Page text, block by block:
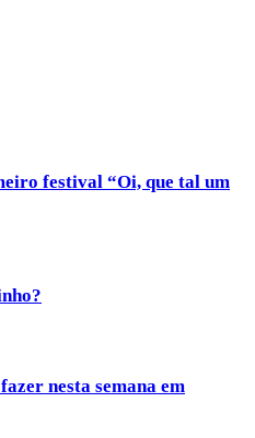
festival “Oi, que tal um
nesta semana em